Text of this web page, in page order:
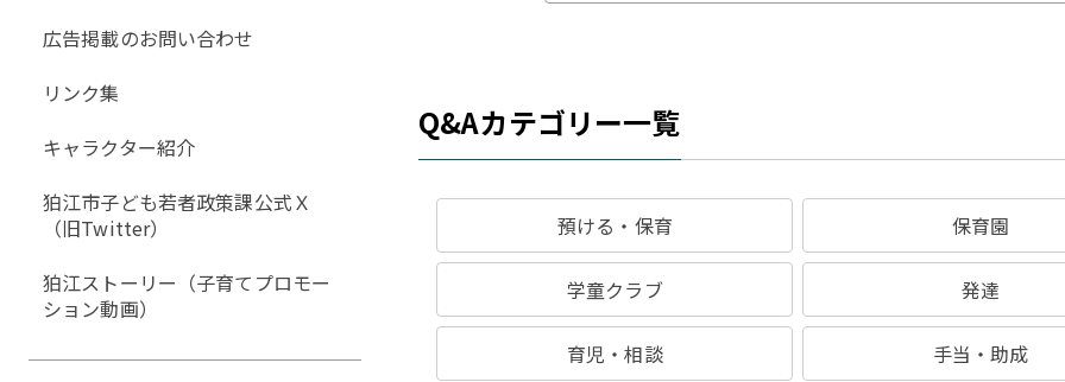
Q&Aカテゴリー一覧
預ける・保育 保育園
学童クラブ 発達
育児・相談 手当・助成
広告掲載のお問い合わせ
リンク集
キャラクター紹介
狛江市子ども若者政策課公式Ｘ
（旧Twitter）
狛江ストーリー（子育てプロモー
ション動画）